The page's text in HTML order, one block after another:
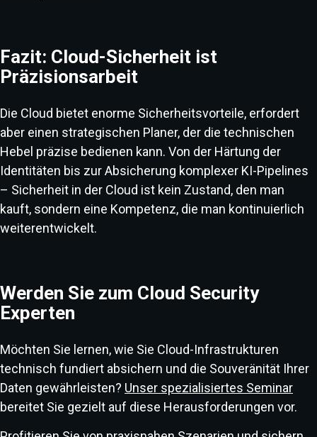
Fazit: Cloud-Sicherheit ist
Präzisionsarbeit
Die Cloud bietet enorme Sicherheitsvorteile, erfordert
aber einen strategischen Planer, der die technischen
Hebel präzise bedienen kann. Von der Härtung der
Identitäten bis zur Absicherung komplexer KI-Pipelines
– Sicherheit in der Cloud ist kein Zustand, den man
kauft, sondern eine Kompetenz, die man kontinuierlich
weiterentwickelt.
Werden Sie zum Cloud Security
Experten
Möchten Sie lernen, wie Sie Cloud-Infrastrukturen
technisch fundiert absichern und die Souveränität Ihrer
Daten gewährleisten? Unser spezialisiertes Seminar
bereitet Sie gezielt auf diese Herausforderungen vor.